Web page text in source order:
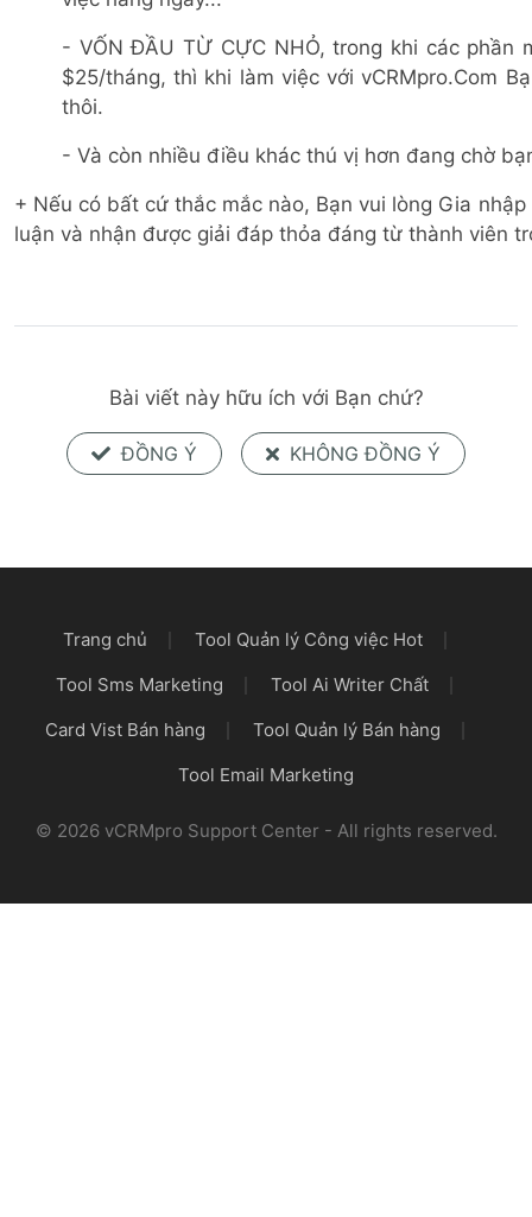
- VỐN ĐẦU TỪ CỰC NHỎ, trong khi các
$25/tháng, thì khi làm việc với vCRMpro.Com
thôi.
- Và còn nhiều điều khác thú vị hơn đang chờ
+ Nếu có bất cứ thắc mắc nào, Bạn vui lòng Gia
luận và nhận được giải đáp thỏa đáng từ thành viên
Bài viết này hữu ích với Bạn chứ?
ĐỒNG Ý KHÔNG ĐỒNG Ý
Trang chủ
Tool Quản lý Công việc Hot
Tool Sms Marketing
Tool Ai Writer Chất
Card Vist Bán hàng
Tool Quản lý Bán hàng
Tool Email Marketing
© 2026vCRMpro Support Center - All rights reserved.